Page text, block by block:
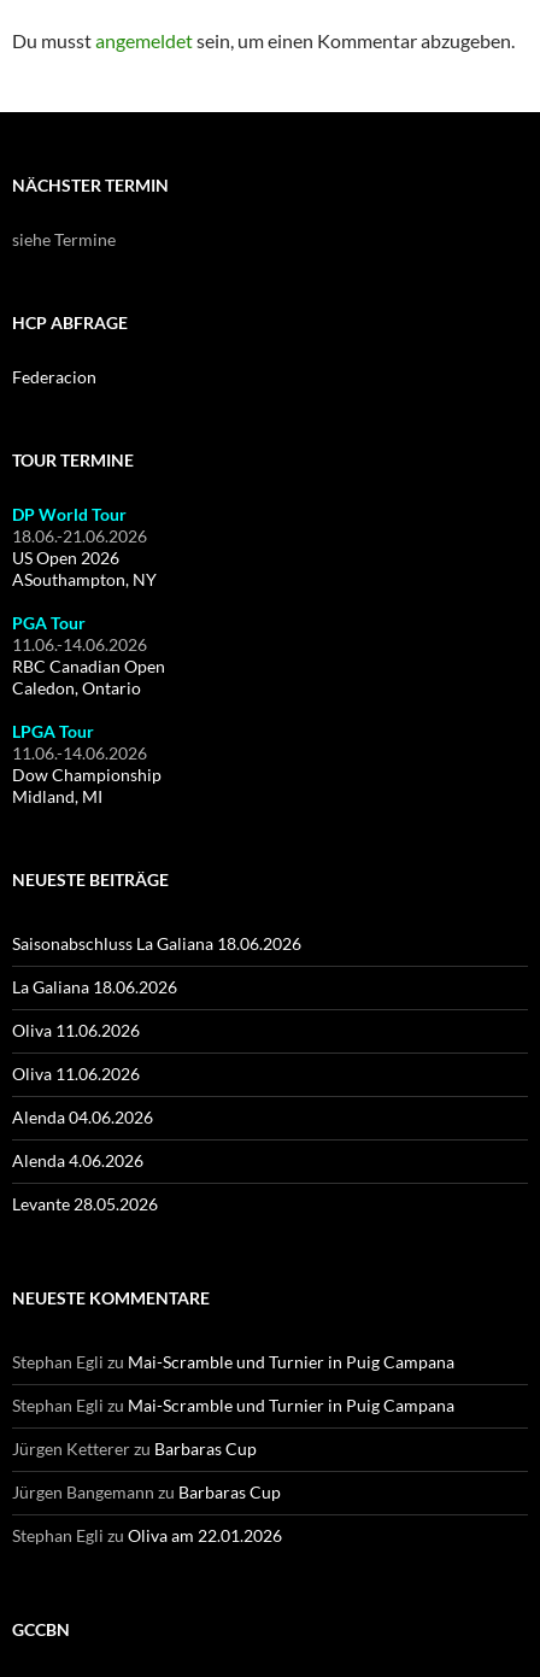
Du musstangemeldetsein, um einen Kommentar abzugeben.
NÄCHSTER TERMIN
siehe Termine
HCP ABFRAGE
Federacion
TOUR TERMINE
DP World Tour
18.06.-21.06.2026
US Open 2026
ASouthampton, NY
PGA Tour
11.06.-14.06.2026
RBC Canadian Open
Caledon, Ontario
LPGA Tour
11.06.-14.06.2026
Dow Championship
Midland, MI
NEUESTE BEITRÄGE
Saisonabschluss La Galiana 18.06.2026
La Galiana 18.06.2026
Oliva 11.06.2026
Oliva 11.06.2026
Alenda 04.06.2026
Alenda 4.06.2026
Levante 28.05.2026
NEUESTE KOMMENTARE
Stephan Egli zu Mai-Scramble und Turnier in Puig Campana
Stephan Egli zu Mai-Scramble und Turnier in Puig Campana
Jürgen Kettererzu Barbaras Cup
Jürgen Bangemann zu Barbaras Cup
Stephan Egli zu Oliva am 22.01.2026
GCCBN